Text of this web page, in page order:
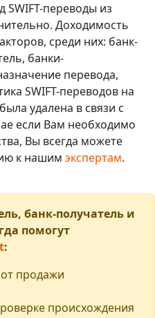
SWIFT-переводы из
Доходимость
среди них: банк-
банки-
перевода,
SWIFT-переводов на
удалена в связи с
если Вам необходимо
Вы всегда можете
к нашим экспертам.
банк-получатель и
помогут
:
продажи
происхождения